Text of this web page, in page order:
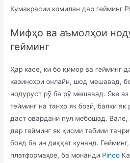
Кумакрасии комилан дар гейминг
Мифҳо ва аъмолҳои
гейминг
Ҳар касе, ки бо қимор ва гейминг
казиноҳои онлайн, шод мешавад,
нодуруст рӯ ба рӯ мешавад. Яке аз
гейминг на танҳо як бозӣ, балки як
даст овардани пул мебошад. Вале,
дар гейминг як қисми табиии
бояд ба ин диққат кунанд.
платформаҳое, ба монанди Pinco